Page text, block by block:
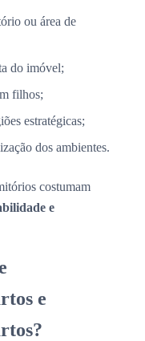
ou área de
do imóvel;
filhos;
estratégicas;
dos ambientes.
costumam
e
e